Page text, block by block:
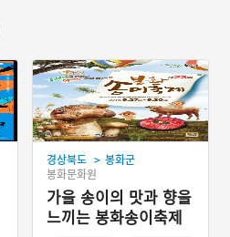
경상북도 > 봉화군
봉화문화원
가을 송이의 맛과 향을
느끼는 봉화송이축제